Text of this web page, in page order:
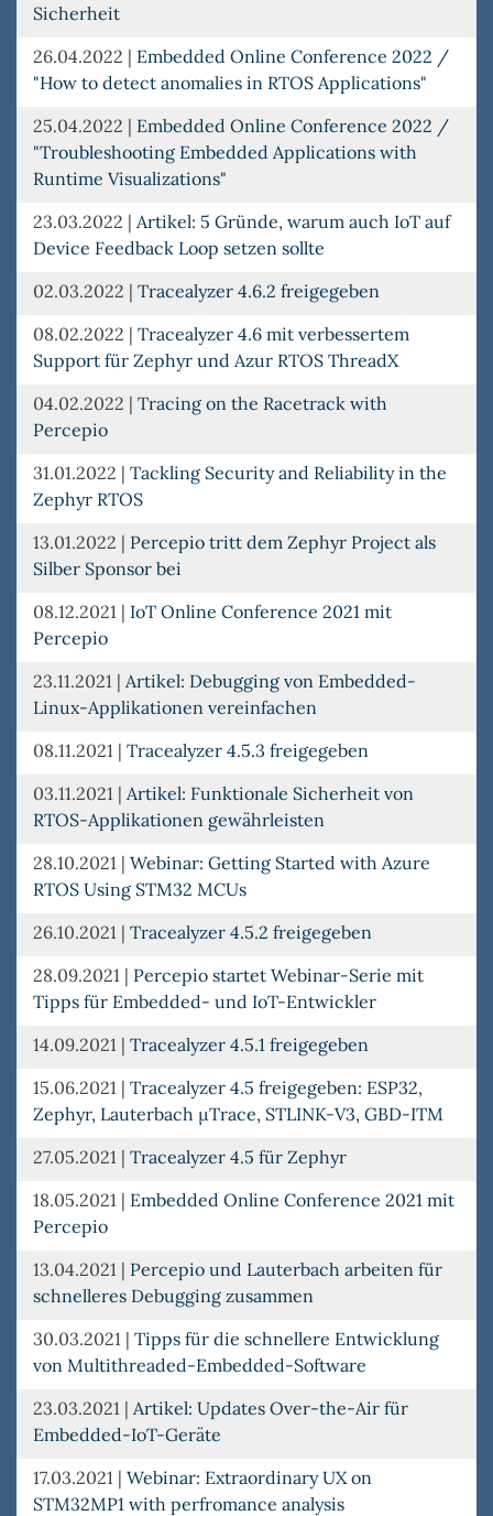
Sicherheit
26.04.2022 | Embedded Online Conference 2022 /
"How to detect anomalies in RTOS Applications"
25.04.2022 | Embedded Online Conference 2022 /
"Troubleshooting Embedded Applications with
Runtime Visualizations"
23.03.2022 | Artikel: 5 Gründe, warum auch IoT auf
Device Feedback Loop setzen sollte
02.03.2022 | Tracealyzer 4.6.2 freigegeben
08.02.2022 | Tracealyzer 4.6 mit verbessertem
Support für Zephyr und Azur RTOS ThreadX
04.02.2022 | Tracing on the Racetrack with
Percepio
31.01.2022 | Tackling Security and Reliability in the
Zephyr RTOS
13.01.2022 | Percepio tritt dem Zephyr Project als
Silber Sponsor bei
08.12.2021 | IoT Online Conference 2021 mit
Percepio
23.11.2021 | Artikel: Debugging von Embedded-
Linux-Applikationen vereinfachen
08.11.2021 | Tracealyzer 4.5.3 freigegeben
03.11.2021 | Artikel: Funktionale Sicherheit von
RTOS-Applikationen gewährleisten
28.10.2021 | Webinar: Getting Started with Azure
RTOS Using STM32 MCUs
26.10.2021 | Tracealyzer 4.5.2 freigegeben
28.09.2021 | Percepio startet Webinar-Serie mit
Tipps für Embedded- und IoT-Entwickler
14.09.2021 | Tracealyzer 4.5.1 freigegeben
15.06.2021 | Tracealyzer 4.5 freigegeben: ESP32,
Zephyr, Lauterbach µTrace, STLINK-V3, GBD-ITM
27.05.2021 | Tracealyzer 4.5 für Zephyr
18.05.2021 | Embedded Online Conference 2021 mit
Percepio
13.04.2021 | Percepio und Lauterbach arbeiten für
schnelleres Debugging zusammen
30.03.2021 | Tipps für die schnellere Entwicklung
von Multithreaded-Embedded-Software
23.03.2021 | Artikel: Updates Over-the-Air für
Embedded-IoT-Geräte
17.03.2021 | Webinar: Extraordinary UX on
STM32MP1 with perfromance analysis